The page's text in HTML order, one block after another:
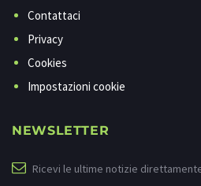
Contattaci
Privacy
Cookies
Impostazioni cookie
NEWSLETTER
Ricevi le ultime notizie